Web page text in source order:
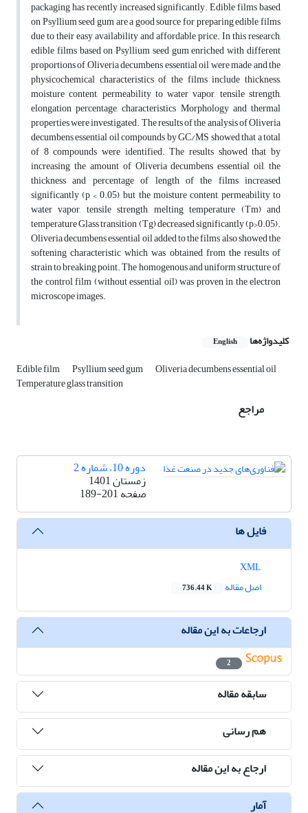
packaging has recently increased significantly. Edible films based
on Psyllium seed gum are a good source for preparing edible films
due to their easy availability and affordable price. In this research,
edible films based on Psyllium seed gum enriched with different
proportions of Oliveria decumbens essential oil were made and the
physicochemical characteristics of the films include thickness,
moisture content, permeability to water vapor, tensile strength,
elongation percentage, characteristics Morphology and thermal
properties were investigated. The results of the analysis of Oliveria
decumbens essential oil compounds by GC/MS showed that a total
of 8 compounds were identified. The results showed that by
increasing the amount of Oliveria decumbens essential oil, the
thickness and percentage of length of the films increased
significantly (p < 0.05), but the moisture content, permeability to
water vapor, tensile strength, melting temperature (Tm) and
temperature Glass transition (Tg) decreased significantly (p>0.05).
Oliveria decumbens essential oil added to the films also showed the
softening characteristic which was obtained from the results of
strain to breaking point. The homogenous and uniform structure of
the control film (without essential oil) was proven in the electron
microscope images.
کلیدواژه‌ها English
Edible film Psyllium seed gum Oliveria decumbens essential oil
Temperature glass transition
مراجع
دوره 10، شماره 2
زمستان 1401
صفحه189-201
فایل ها
اصل مقاله
736.44 K
ارجاعات به این مقاله
2
سابقه مقاله
هم رسانی
ارجاع به این مقاله
آمار